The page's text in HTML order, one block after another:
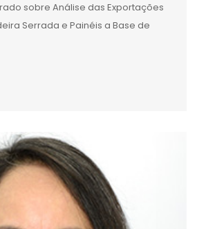
sobre Análise das Exportações
Serrada e Painéis a Base de